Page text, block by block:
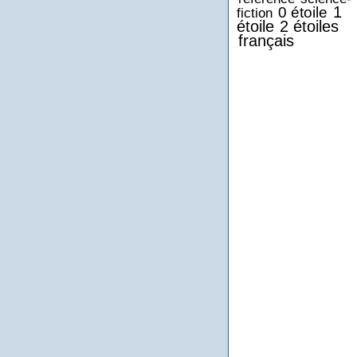
fiction 0 étoile 1
étoile 2 étoiles
français